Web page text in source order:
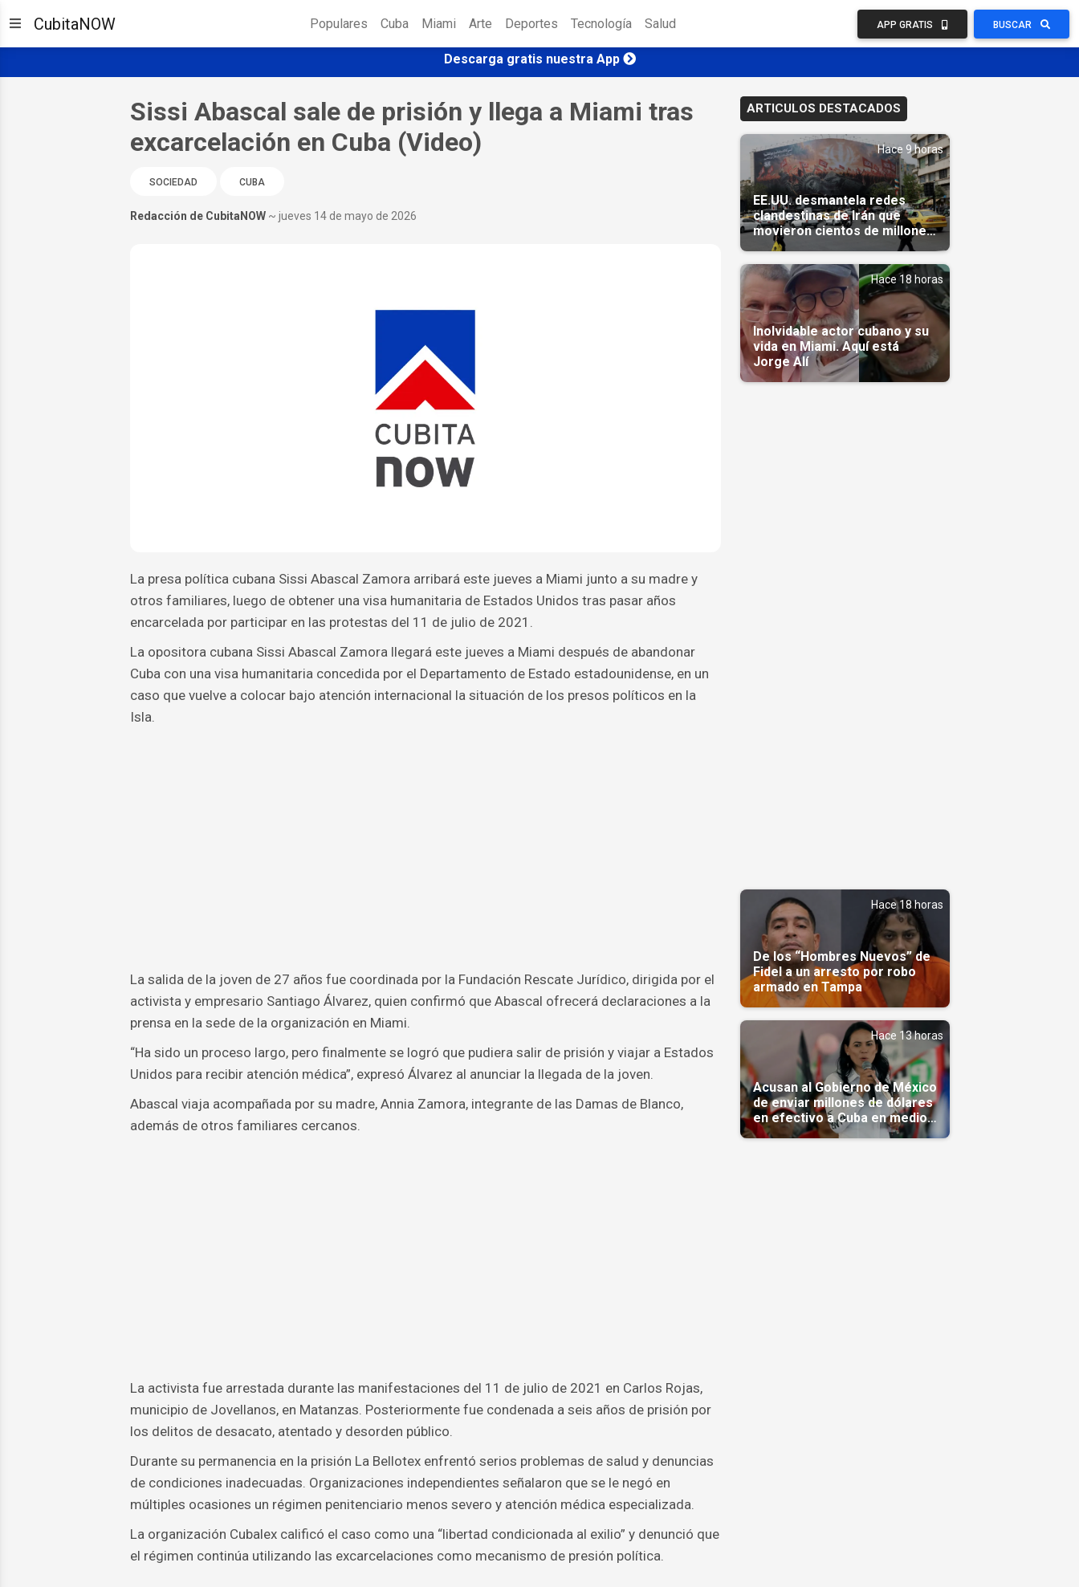
CubitaNOW Populares Cuba Miami Arte Deportes Tecnología Salud APP GRATIS BUSCAR
Descarga gratis nuestra App
Sissi Abascal sale de prisión y llega a Miami tras
excarcelación en Cuba (Video)
SOCIEDAD CUBA
Redacción de CubitaNOW ~ jueves 14 de mayo de 2026
La presa política cubana Sissi Abascal Zamora arribará este jueves a Miami junto a su madre y
otros familiares, luego de obtener una visa humanitaria de Estados Unidos tras pasar años
encarcelada por participar en las protestas del 11 de julio de 2021.
La opositora cubana Sissi Abascal Zamora llegará este jueves a Miami después de abandonar
Cuba con una visa humanitaria concedida por el Departamento de Estado estadounidense, en un
caso que vuelve a colocar bajo atención internacional la situación de los presos políticos en la
Isla.
La salida de la joven de 27 años fue coordinada por la Fundación Rescate Jurídico, dirigida por el
activista y empresario Santiago Álvarez, quien confirmó que Abascal ofrecerá declaraciones a la
prensa en la sede de la organización en Miami.
“Ha sido un proceso largo, pero finalmente se logró que pudiera salir de prisión y viajar a Estados
Unidos para recibir atención médica”, expresó Álvarez al anunciar la llegada de la joven.
Abascal viaja acompañada por su madre, Annia Zamora, integrante de las Damas de Blanco,
además de otros familiares cercanos.
La activista fue arrestada durante las manifestaciones del 11 de julio de 2021 en Carlos Rojas,
municipio de Jovellanos, en Matanzas. Posteriormente fue condenada a seis años de prisión por
los delitos de desacato, atentado y desorden público.
Durante su permanencia en la prisión La Bellotex enfrentó serios problemas de salud y denuncias
de condiciones inadecuadas. Organizaciones independientes señalaron que se le negó en
múltiples ocasiones un régimen penitenciario menos severo y atención médica especializada.
La organización Cubalex calificó el caso como una “libertad condicionada al exilio” y denunció que
el régimen continúa utilizando las excarcelaciones como mecanismo de presión política.
ARTICULOS DESTACADOS
Hace 9 horas
EE.UU. desmantela redes
clandestinas de Irán que
movieron cientos de millones
de dólares
Hace 18 horas
Inolvidable actor cubano y su
vida en Miami. Aquí está
Jorge Alí
Hace 18 horas
De los “Hombres Nuevos” de
Fidel a un arresto por robo
armado en Tampa
Hace 13 horas
Acusan al Gobierno de México
de enviar millones de dólares
en efectivo a Cuba en medio
de la crisis de la Isla